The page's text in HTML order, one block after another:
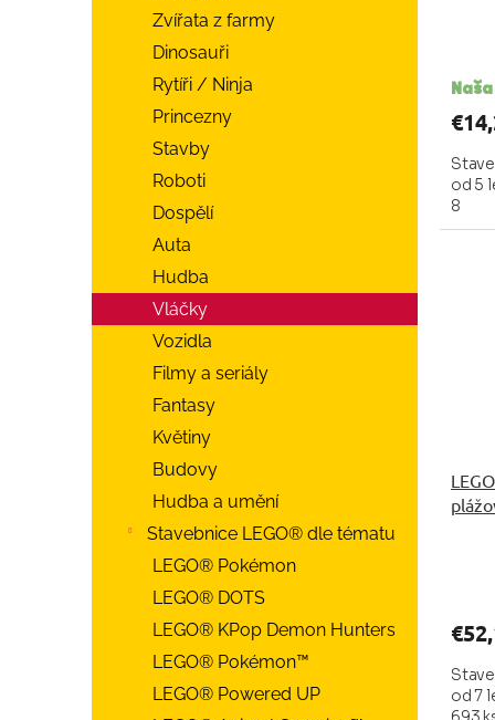
Zvířata z farmy
Dinosauři
Rytíři / Ninja
Princezny
Stavby
Roboti
Dospělí
Auta
Hudba
Vláčky
Vozidla
Filmy a seriály
Fantasy
Květiny
Budovy
Hudba a umění
Stavebnice LEGO® dle tématu
LEGO® Pokémon
LEGO® DOTS
LEGO® KPop Demon Hunters
LEGO® Pokémon™
LEGO® Powered UP
od 5
8
je
z
5
od 7